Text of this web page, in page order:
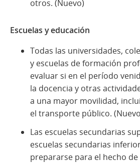
otros. (Nuevo)
Escuelas y educación
Todas las universidades,
y escuelas de formación
evaluar si en el período
la docencia y otras
a una mayor movilidad,
el transporte público.
Las escuelas secundarias
escuelas secundarias
prepararse para el hecho de